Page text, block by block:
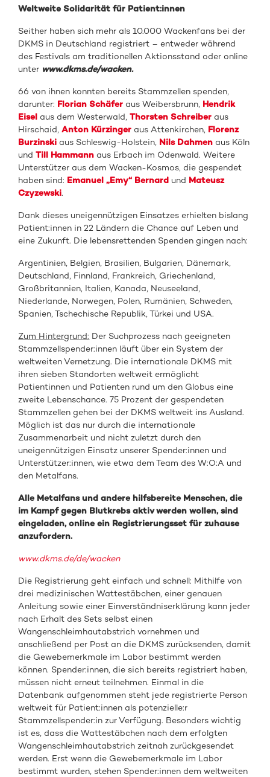
Weltweite Solidarität für Patient:innen
Seither haben sich mehr als 10.000 Wackenfans bei der
DKMS in Deutschland registriert – entweder während
des Festivals am traditionellen Aktionsstand oder online
unter www.dkms.de/wacken.
66 von ihnen konnten bereits Stammzellen spenden,
darunter: Florian Schäfer aus Weibersbrunn, Hendrik
Eisel aus dem Westerwald,Thorsten Schreiber aus
Hirschaid,Anton Kürzinger aus Attenkirchen, Florenz
Burzinski aus Schleswig-Holstein, Nils Dahmen aus Köln
undTill Hammannaus Erbach im Odenwald. Weitere
Unterstützer aus dem Wacken-Kosmos, die gespendet
haben sind: Emanuel „Emy“ Bernard und Mateusz
Czyzewski.
Dank dieses uneigennützigen Einsatzes erhielten bislang
Patient:innen in 22 Ländern die Chance auf Leben und
eine Zukunft. Die lebensrettenden Spenden gingen nach:
Argentinien, Belgien, Brasilien, Bulgarien, Dänemark,
Deutschland, Finnland, Frankreich, Griechenland,
Großbritannien, Italien, Kanada, Neuseeland,
Niederlande, Norwegen, Polen, Rumänien, Schweden,
Spanien, Tschechische Republik, Türkei und USA.
Zum Hintergrund: Der Suchprozess nach geeigneten
Stammzellspender:innen läuft über ein System der
weltweiten Vernetzung. Die internationale DKMS mit
ihren sieben Standorten weltweit ermöglicht
Patientinnen und Patienten rund um den Globus eine
zweite Lebenschance. 75 Prozent der gespendeten
Stammzellen gehen bei der DKMS weltweit ins Ausland.
Möglich ist das nur durch die internationale
Zusammenarbeit und nicht zuletzt durch den
uneigennützigen Einsatz unserer Spender:innen und
Unterstützer:innen, wie etwa dem Team des W:O:A und
den Metalfans.
Alle Metalfans und andere hilfsbereite Menschen, die
im Kampf gegen Blutkrebs aktiv werden wollen, sind
eingeladen, online ein Registrierungsset für zuhause
anzufordern.
www.dkms.de/de/wacken
Die Registrierung geht einfach und schnell: Mithilfe von
drei medizinischen Wattestäbchen, einer genauen
Anleitung sowie einer Einverständniserklärung kann jeder
nach Erhalt des Sets selbst einen
Wangenschleimhautabstrich vornehmen und
anschließend per Post an die DKMS zurücksenden, damit
die Gewebemerkmale im Labor bestimmt werden
können. Spender:innen, die sich bereits registriert haben,
müssen nicht erneut teilnehmen. Einmal in die
Datenbank aufgenommen steht jede registrierte Person
weltweit für Patient:innen als potenzielle:r
Stammzellspender:in zur Verfügung. Besonders wichtig
ist es, dass die Wattestäbchen nach dem erfolgten
Wangenschleimhautabstrich zeitnah zurückgesendet
werden. Erst wenn die Gewebemerkmale im Labor
bestimmt wurden, stehen Spender:innen dem weltweiten